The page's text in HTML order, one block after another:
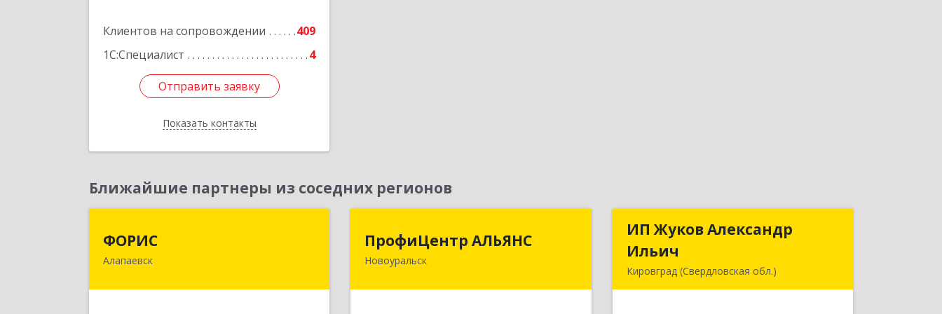
Клиентов на сопровождении
409
1С:Специалист
4
Отправить заявку
Показать контакты
Подробнее
Отправить заявку
Назад
Ближайшие партнеры из соседних регионов
ФОРИС
Алапаевск
624601, Свердловская обл, Алапаевск
ПрофиЦентр АЛЬЯНС
Новоуральск
ИП Жуков Александр
Ильич
Кировград (Свердловская обл.)
ИП Жуков Александр